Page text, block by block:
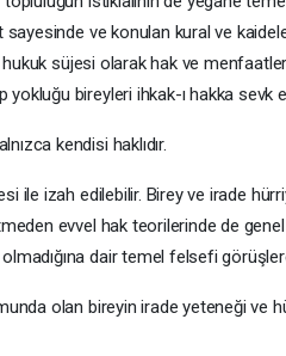
ve konulan kural ve
süjesi olarak hak ve
bireyleri ihkak-ı hakka sevk
kendisi haklıdır.
ile izah edilebilir. Birey ve irade
evvel hak teorilerinde de
dair temel felsefi
olan bireyin irade yeteneği ve